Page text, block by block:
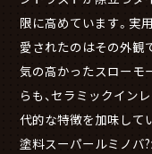
限に高めています。実
愛されたのはその外観
気の高かったスローモ
らも、セラミックイン
代的な特徴を加味して
塗料スーパールミノバ